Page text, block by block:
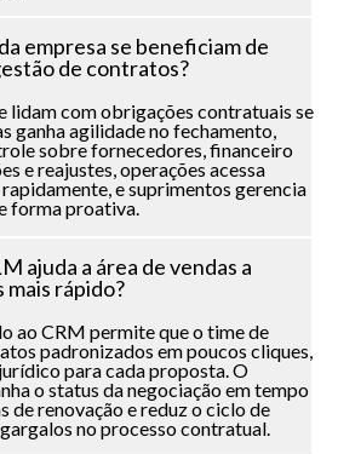
empresa se beneficiam de
de contratos?
lidam com obrigações contratuais se
ganha agilidade no fechamento,
sobre fornecedores, financeiro
e reajustes, operações acessa
e suprimentos gerencia
forma proativa.
ajuda a área de vendas a
rápido?
ao CRM permite que o time de
padronizados em poucos cliques,
para cada proposta. O
o status da negociação em tempo
de renovação e reduz o ciclo de
no processo contratual.